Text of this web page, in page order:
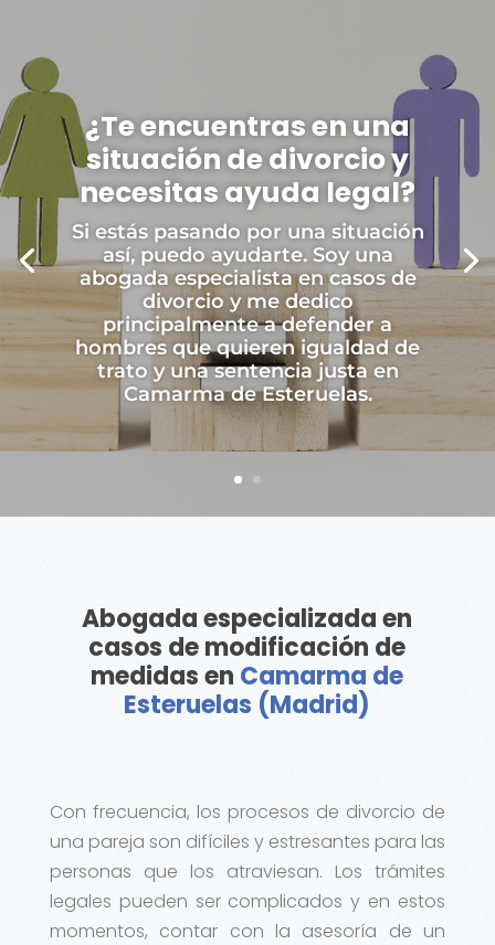
¿Te encuentras en una
situación de divorcio y
necesitas ayuda legal?
Si estás pasando por una situación
así, puedo ayudarte. Soy una
abogada especialista en casos de
divorcio y me dedico
principalmente a defender a
hombres que quieren igualdad de
trato y una sentencia justa en
Camarma de Esteruelas.
Abogada especializada en
casos de modificación de
medidas en Camarma de
Esteruelas (Madrid)
Con frecuencia, los procesos de divorcio de
una pareja son difíciles y estresantes para las
personas que los atraviesan. Los trámites
legales pueden ser complicados y en estos
momentos, contar con la asesoría de un